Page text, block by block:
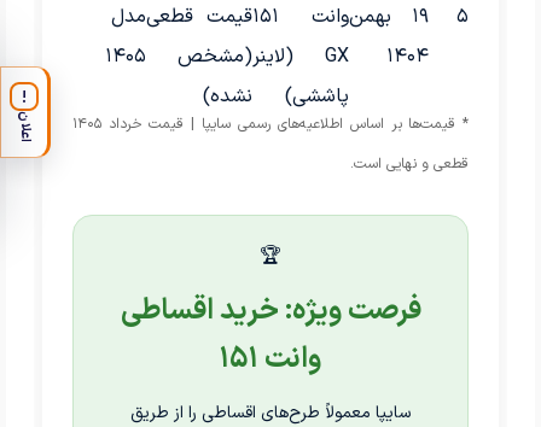
۵
۱۹ بهمن
۱۴۰۴
وانت ۱۵۱
GX (لاینر
پاششی)
قیمت قطعی
(مشخص
نشده)
مدل
۱۴۰۵
* قیمت‌ها بر اساس اطلاعیه‌های رسمی سایپا | قیمت خرداد ۱۴۰۵
قطعی و نهایی است.
🏆
فرصت ویژه: خرید اقساطی
وانت ۱۵۱
سایپا معمولاً طرح‌های اقساطی را از طریق
!
اعلان